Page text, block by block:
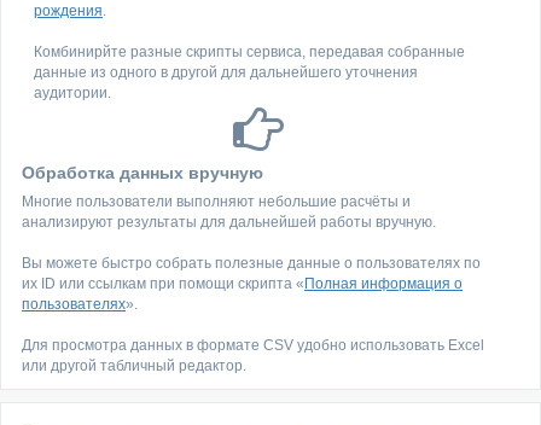
рождения.
Комбинирйте разные скрипты сервиса, передавая собранные
данные из одного в другой для дальнейшего уточнения
аудитории.
Обработка данных вручную
Многие пользователи выполняют небольшие расчёты и
анализируют результаты для дальнейшей работы вручную.
Вы можете быстро собрать полезные данные о пользователях по
их ID или ссылкам при помощи скрипта « Полная информация о
пользователях».
Для просмотра данных в формате CSV удобно использовать Excel
или другой табличный редактор.